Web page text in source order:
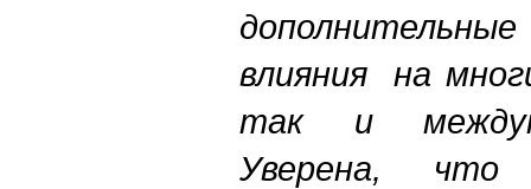
дополнительные
влияния
на
так
и
Уверена, что